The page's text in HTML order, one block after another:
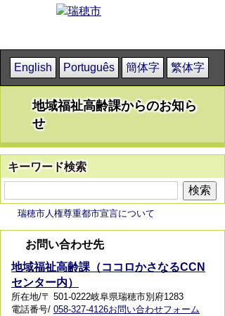
English Português 簡体字 繁体字
地域福祉高齢課からのお知ら
せ
キーワード検索
瑞穂市人権尊重都市宣言について
お問い合わせ先
地域福祉高齢課（ココロかさなるCCN
センター内）
所在地/〒 501-0222岐阜県瑞穂市別府1283
電話番号/ 058-327-4126お問い合わせフォーム